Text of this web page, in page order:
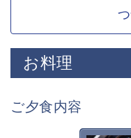
だけるよう、ドリン
ンをご用意いたしまし
ご滞在中のお飲み物
すので、大切な方へ
グラス片手に諏訪湖を
い。
お料理
ご夕食内容